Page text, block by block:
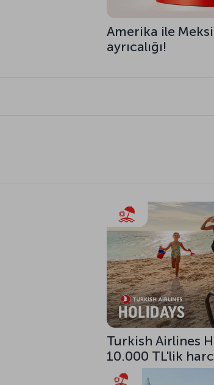
Amerika ile
ayrıcalığı!
Turkish Airlines
10.000 TL'lik